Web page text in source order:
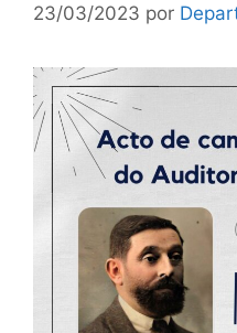
23/03/2023 por